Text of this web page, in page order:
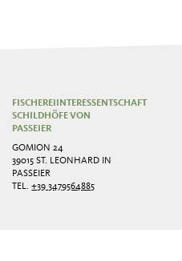
FISCHEREIINTERESSENTSCHAFT
SCHILDHÖFE VON
PASSEIER
GOMION 24
39015 ST. LEONHARD IN
PASSEIER
TEL.+39 3479564885